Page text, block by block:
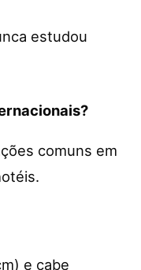
estudou
comuns em
e cabe